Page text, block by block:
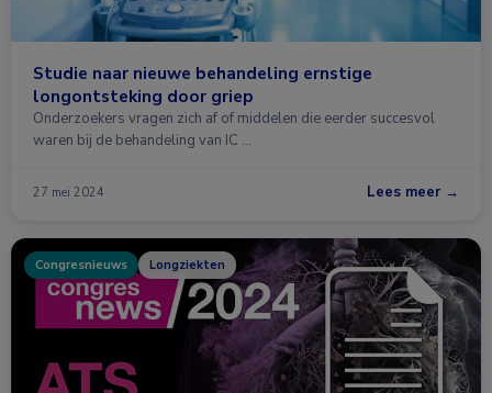
Studie naar nieuwe behandeling ernstige
longontsteking door griep
Onderzoekers vragen zich af of middelen die eerder succesvol
waren bij de behandeling van IC …
27 mei 2024 Lees meer →
Congresnieuws Longziekten